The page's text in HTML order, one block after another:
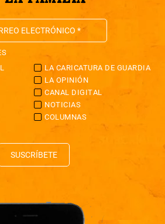
LA CARICATURA DE GUARDIA
LA OPINIÓN
CANAL DIGITAL
NOTICIAS
COLUMNAS
SUSCRÍBETE